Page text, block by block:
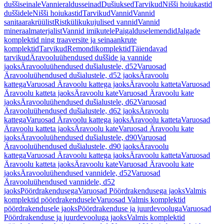
duššiseinaleVannieraldusseinadDušiuksedTarvikudNišši hoiukastid
duššideleNišši hoiukastidTarvikudVannidVannid
sanitaarakrüülistRistkülikukujulised vannidVannid
mineraalmaterjalistVannid imikutelePaigalduselemendidJalgade
komplektid ning traaversite ja seinaankrute
komplektidTarvikudRemondikomplektidTäiendavad
tarvikudÄravooluühendused duššide ja vannide
jaoksÄravooluühendused dušialustele, d52Varuosad
Äravooluühendused dušialustele, d52 jaoksÄravoolu
kattegaVaruosad Äravoolu kattega jaoksÄravoolu kattetaVaruosad
Äravoolu katteta jaoksÄravoolu kateVaruosad Äravoolu kate
jaoksÄravooluühendused dušialustele, d62Varuosad
Äravooluühendused dušialustele, d62 jaoksÄravoolu
kattegaVaruosad Äravoolu kattega jaoksÄravoolu kattetaVaruosad
Äravoolu katteta jaoksÄravoolu kateVaruosad Äravoolu kate
jaoksÄravooluühendused dušialustele, d90Varuosad
Äravooluühendused dušialustele, d90 jaoksÄravoolu
kattegaVaruosad Äravoolu kattega jaoksÄravoolu kattetaVaruosad
Äravoolu katteta jaoksÄravoolu kateVaruosad Äravoolu kate
jaoksÄravooluühendused vannidele, d52Varuosad
Äravooluühendused vannidele, d52
jaoksPöördrakendusegaVaruosad Pöördrakendusega jaoksValmis
komplektid pöördrakenduseleVaruosad Valmis komplektid
pöördrakendusele jaoksPöördrakenduse ja juurdevoolugaVaruosad
Pöördrakenduse ja juurdevooluga jaoksValmis komplektid